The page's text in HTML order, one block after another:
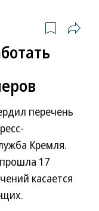
перечень
Кремля.
17
касается